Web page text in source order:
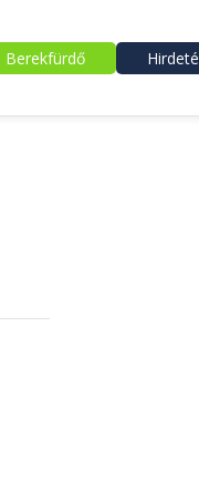
Berekfürdő